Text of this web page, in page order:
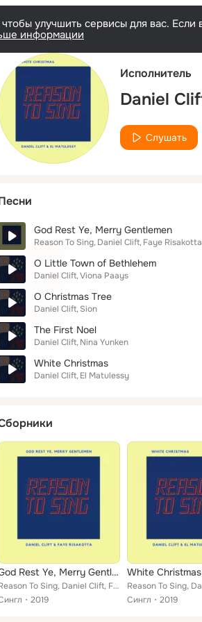
улучшить сервисы для вас.
информации
Исполнитель
Daniel
Слушать
God Rest Ye, Merry Gentlemen
Reason To Sing Daniel Clift Faye Risakotta
O Little Town of Bethlehem
Daniel Clift Viona Paays
O Christmas Tree
Daniel Clift Sion
The First Noel
Daniel Clift Nina Yunken
White Christmas
Daniel Clift El Matulessy
God Rest Ye, Merry Gentlemen
Reason To Sing, Daniel Clift, Faye Risakotta
2019
White Christmas
Сингл
2019